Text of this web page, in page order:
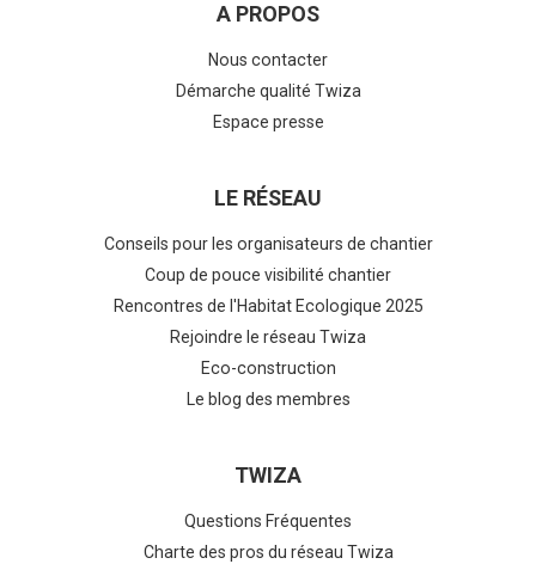
A PROPOS
Nous contacter
Démarche qualité Twiza
Espace presse
LE RÉSEAU
Conseils pour les organisateurs de chantier
Coup de pouce visibilité chantier
Rencontres de l'Habitat Ecologique 2025
Rejoindre le réseau Twiza
Eco-construction
Le blog des membres
TWIZA
Questions Fréquentes
Charte des pros du réseau Twiza